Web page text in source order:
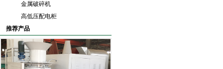
金属破碎机
高低压配电柜
推荐产品